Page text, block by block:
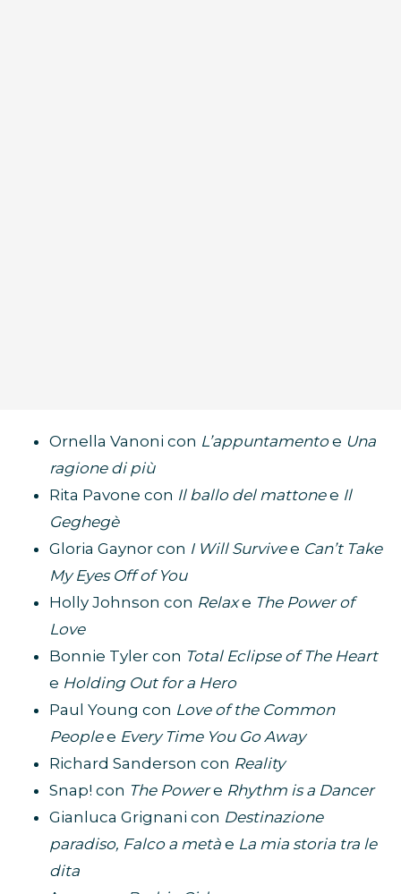
Ornella Vanoni con L’appuntamentoe Una
ragione di più
Rita Pavone con Il ballo del mattonee Il
Geghegè
Gloria Gaynor con I Will Survivee Can’t Take
My Eyes Off of You
Holly Johnson con Relaxe The Power of
Love
Bonnie Tyler con Total Eclipse of The Heart
e Holding Out for a Hero
Paul Young con Love of the Common
Peoplee Every Time You Go Away
Richard Sanderson con Reality
Snap! con The Powere Rhythm is a Dancer
Gianluca Grignani con Destinazione
paradiso, Falco a metà e La mia storia tra le
dita